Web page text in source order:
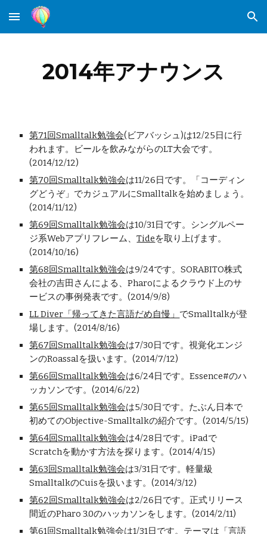
Skip to main content Skip to navigation
2014年アナウンス
第71回Smalltalk勉強会(ビアバッシュ)は12/25日に行
われます。ビールを飲みながらのLT大会です。
(2014/12/12)
第70回Smalltalk勉強会は11/26日です。「コーディン
グどうぞ」でカジュアルにSmalltalkを始めましょう。
(2014/11/12)
第69回Smalltalk勉強会は10/31日です。シングルペー
ジ系Webアプリフレーム、Tideを取り上げます。
(2014/10/16)
第68回Smalltalk勉強会は9/24です。SORABITO株式
会社の吉田さんによる、Pharoによるクラウド上のサ
ービスの事例発表です。(2014/9/8)
LL Diver「帰ってきた言語だめ自慢」 でSmalltalkが登
場します。(2014/8/16)
第67回Smalltalk勉強会は7/30日です。視覚化エンジ
ンのRoassalを扱います。(2014/7/12)
第66回Smalltalk勉強会は6/24日です。Essence#のハ
ッカソンです。(2014/6/22)
第65回Smalltalk勉強会は5/30日です。たぶん日本で
初めてのObjective-Smalltalkの紹介です。(2014/5/15)
第64回Smalltalk勉強会は4/28日です。iPadで
Scratchを動かす方法を探ります。(2014/4/15)
第63回Smalltalk勉強会は3/31日です。軽量級
SmalltalkのCuisを扱います。(2014/3/12)
第62回Smalltalk勉強会は2/26日です。正式リリース
間近のPharo 3.0のハッカソンをします。(2014/2/11)
第61回Smalltalk勉強会は1/31日です。テーマは「言語